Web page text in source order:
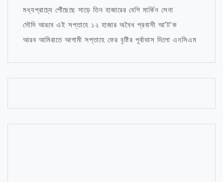
মধ্যপ্রাচ্যে পৌঁছেছে সাড়ে তিন হাজারের বেশি মার্কিন সেনা
সৌদি আরবে এই সপ্তাহে ১২ হাজার অবৈধ প্রবাসী আ’ট’ক
আরব আমিরাতে আগামী সপ্তাহে ফের বৃষ্টির পূর্বাভাস দিলো এনসিএম